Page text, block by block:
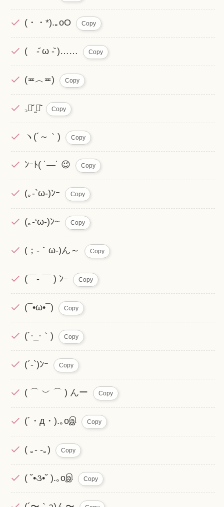
(・・*).｡oO Copy
( -᷄ ω -᷅ )…… Copy
(≖︿≖) Copy
꜆⌯᷄ ̫⌯᷅ Copy
ヽ(´～｀) Copy
ﾝｰﾄ( ˙―˙ 😉 Copy
(｡-`ω-)ﾝｰ Copy
(｡-‘ω-)ﾝ~ Copy
(；-｀ω-)ん～ Copy
(￣- ￣ ) ﾝｰ Copy
(¯•ω•¯) Copy
(´·_·｀) Copy
(´-`)ﾝｰ Copy
( ⌒ ︶ ⌒ ) んー Copy
(´・д・).｡oஇ Copy
( ｡- -｡) Copy
( ˘•૩•˘ ).｡oஇ Copy